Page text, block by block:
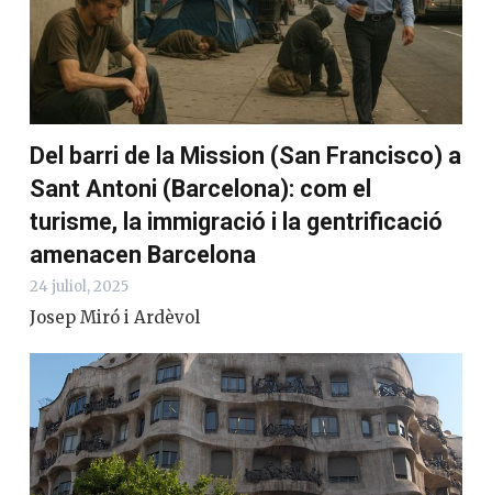
Del barri de la Mission (San Francisco) a
Sant Antoni (Barcelona): com el
turisme, la immigració i la gentrificació
amenacen Barcelona
24 juliol, 2025
Josep Miró i Ardèvol